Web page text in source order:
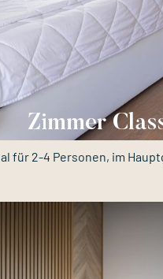
Zimmer
für 2-4 Personen, im